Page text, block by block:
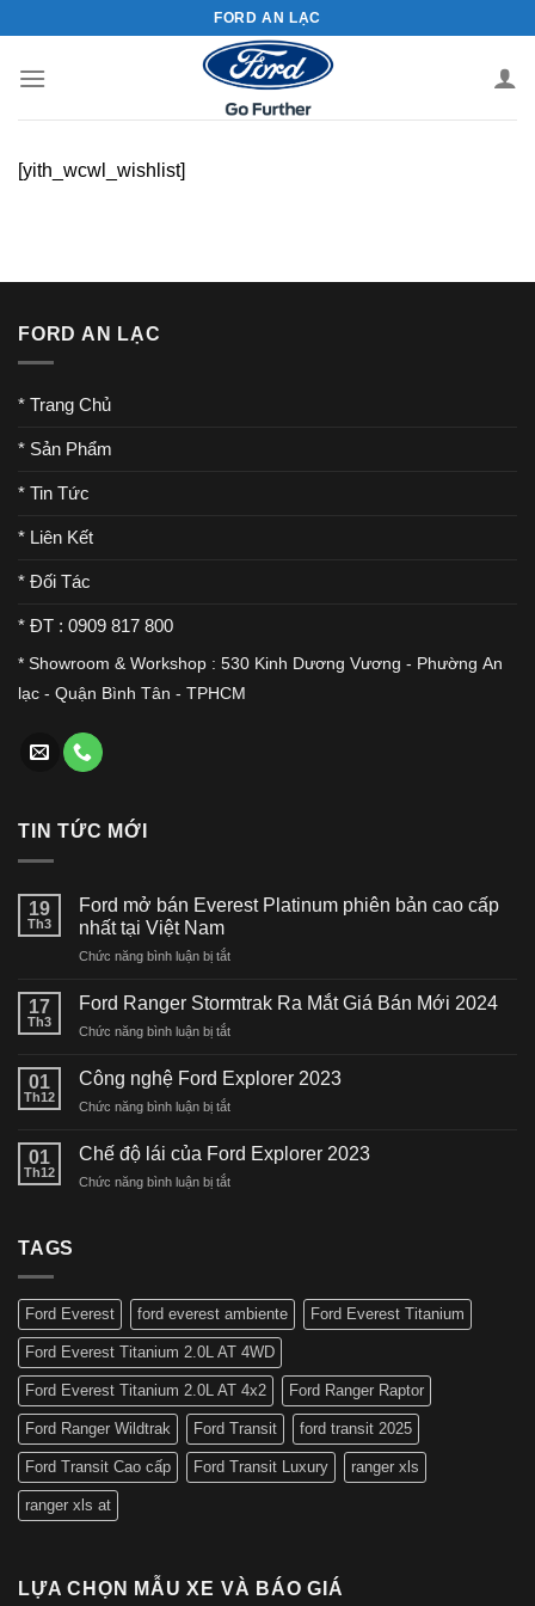
nội
FORD AN LẠC
[yith_wcwl_wishlist]
FORD AN LẠC
* Trang Chủ
* Sản Phẩm
* Tin Tức
* Liên Kết
* Đối Tác
* ĐT : 0909 817 800
* Showroom & Workshop : 530 Kinh Dương Vương - Phường An
lạc - Quận Bình Tân - TPHCM
TIN TỨC MỚI
19
Th3
Ford mở bán Everest Platinum phiên bản cao cấp
nhất tại Việt Nam
Chức năng bình luận bị tắtở
mở
Everest
phiên
nhất
tại
17
Th3
Ford Ranger Stormtrak Ra Mắt Giá Bán Mới 2024
Chức năng bình luận bị tắtở
Ranger
Stormtrak
Ra
Giá
01
Th12
Công nghệ Ford Explorer 2023
Chức năng bình luận bị tắtở
nghệ
Explorer
01
Th12
Chế độ lái của Ford Explorer 2023
Chức năng bình luận bị tắtở
Explorer
2023
TAGS
Ford Everest ford everest ambiente Ford Everest Titanium
Ford Everest Titanium 2.0L AT 4WD
Ford Everest Titanium 2.0L AT 4x2 Ford Ranger Raptor
Ford Ranger Wildtrak Ford Transit ford transit 2025
Ford Transit Cao cấp Ford Transit Luxury ranger xls
ranger xls at
LỰA CHỌN MẪU XE VÀ BÁO GIÁ